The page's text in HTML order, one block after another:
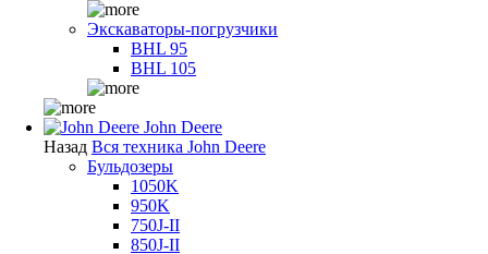
Экскаваторы-погрузчики
BHL 95
BHL 105
John Deere
Назад Вся техника John Deere
Бульдозеры
1050K
950K
750J-II
850J-II